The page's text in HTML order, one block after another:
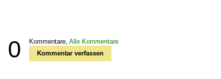
0 Kommentare, Alle Kommentare
Kommentar verfassen